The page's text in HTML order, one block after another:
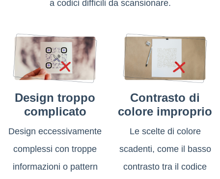
a codici difficili da scansionare.
Design troppo
complicato
Design eccessivamente
complessi con troppe
informazioni o pattern
Contrasto di
colore improprio
Le scelte di colore
scadenti, come il basso
contrasto tra il codice